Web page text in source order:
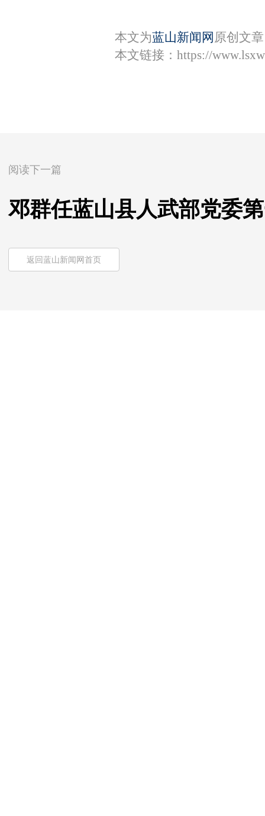
本文为蓝山新闻网 原创文
本文链接： https://
阅读下一篇
邓群任蓝山县人武部党委
返回蓝山新闻网首页